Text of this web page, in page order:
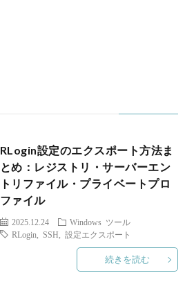
RLogin設定のエクスポート方法ま
とめ：レジストリ・サーバーエン
トリファイル・プライベートプロ
ファイル
2025.12.24 Windows
ツール
RLogin
SSH 設定エクスポート
続きを読む